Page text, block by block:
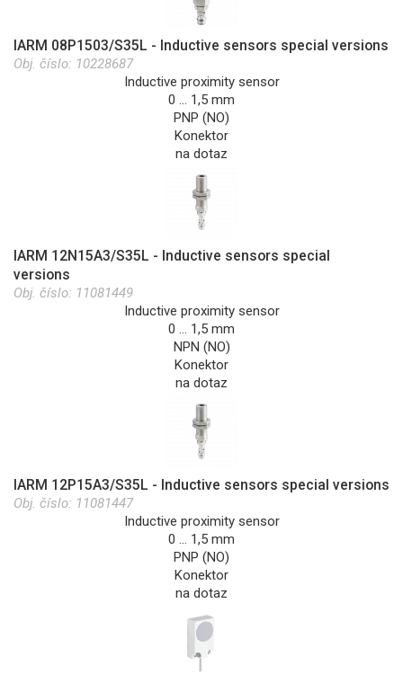
IARM 08P1503/S35L - Inductive sensors special versions
Obj. číslo: 10228687
Inductive proximity sensor
0 … 1,5 mm
PNP (NO)
Konektor
na dotaz
IARM 12N15A3/S35L - Inductive sensors special
versions
Obj. číslo: 11081449
Inductive proximity sensor
0 … 1,5 mm
NPN (NO)
Konektor
na dotaz
IARM 12P15A3/S35L - Inductive sensors special versions
Obj. číslo: 11081447
Inductive proximity sensor
0 … 1,5 mm
PNP (NO)
Konektor
na dotaz